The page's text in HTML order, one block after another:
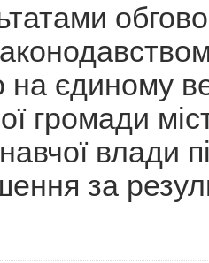
єдиному
громади
влади
за